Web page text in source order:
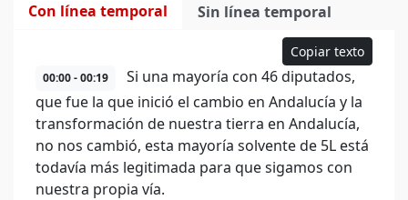
Con línea temporal Sin línea temporal
Copiar texto
00:00 - 00:19
Si una mayoría con 46 diputados,
que fue la que inició el cambio en Andalucía y la
transformación de nuestra tierra en Andalucía,
no nos cambió, esta mayoría solvente de 5L está
todavía más legitimada para que sigamos con
nuestra propia vía.